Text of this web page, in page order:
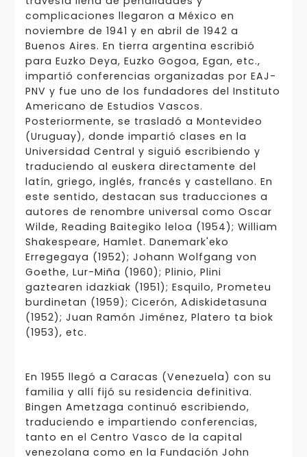
complicaciones llegaron a México en
noviembre de 1941 y en abril de 1942 a
Buenos Aires. En tierra argentina escribió
para Euzko Deya, Euzko Gogoa, Egan, etc.,
impartió conferencias organizadas por EAJ-
PNV y fue uno de los fundadores del Instituto
Americano de Estudios Vascos.
Posteriormente, se trasladó a Montevideo
(Uruguay), donde impartió clases en la
Universidad Central y siguió escribiendo y
traduciendo al euskera directamente del
latín, griego, inglés, francés y castellano. En
este sentido, destacan sus traducciones a
autores de renombre universal como Oscar
Wilde, Reading Baitegiko leloa (1954); William
Shakespeare, Hamlet. Danemark'eko
Erregegaya (1952); Johann Wolfgang von
Goethe, Lur-Miña (1960); Plinio, Plini
gaztearen idazkiak (1951); Esquilo, Prometeu
burdinetan (1959); Cicerón, Adiskidetasuna
(1952); Juan Ramón Jiménez, Platero ta biok
(1953), etc.
En 1955 llegó a Caracas (Venezuela) con su
familia y allí fijó su residencia definitiva.
Bingen Ametzaga continuó escribiendo,
traduciendo e impartiendo conferencias,
tanto en el Centro Vasco de la capital
venezolana como en la Fundación John